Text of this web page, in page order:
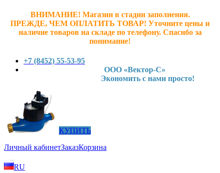
ВНИМАНИЕ! Магазин в стадии заполнения.
ПРЕЖДЕ, ЧЕМ ОПЛАТИТЬ ТОВАР! Уточните цены и
наличие товаров на складе по телефону. Спасибо за
понимание!
+7 (8452) 55-53-95
ООО «Вектор-С»
Экономить с нами просто!
КУПИТЬ
Личный кабинетЗаказКорзина
RU